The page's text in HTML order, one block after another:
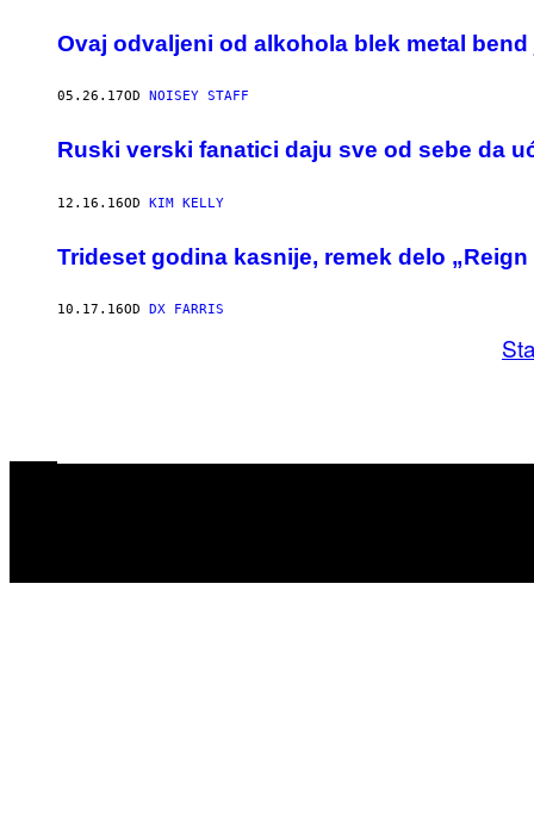
Ovaj odvaljeni od alkohola blek metal
05.26.17OD NOISEY STAFF
​Ruski verski fanatici daju sve od sebe da
12.16.16OD KIM KELLY
Trideset godina kasnije, remek delo
10.17.16OD DX FARRIS